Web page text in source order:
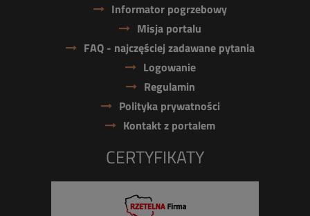
Informator pogrzebowy
Misja portalu
FAQ - najczęściej zadawane pytania
Logowanie
Regulamin
Polityka prywatności
Kontakt z portalem
CERTYFIKATY